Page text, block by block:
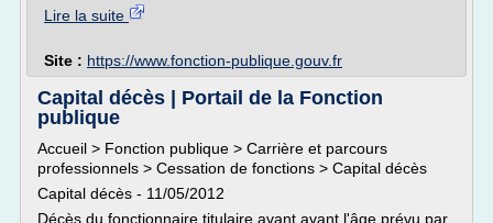
Lire la suite
Site : https://www.fonction-publique.gouv.fr
Capital décès | Portail de la Fonction
publique
Accueil > Fonction publique > Carrière et parcours
professionnels > Cessation de fonctions > Capital décès
Capital décès - 11/05/2012
Décès du fonctionnaire titulaire avant avant l'âge prévu par